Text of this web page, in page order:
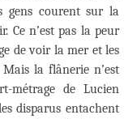
gens courent sur la
Ce n’est pas la peur
de voir la mer et les
la flânerie n’est
métrage de Lucien
disparus entachent